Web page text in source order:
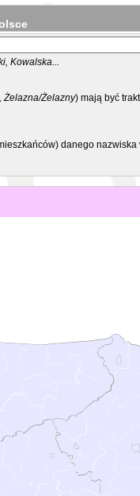
Kowalska...
Żelazna/Żelazny) mają być
danego